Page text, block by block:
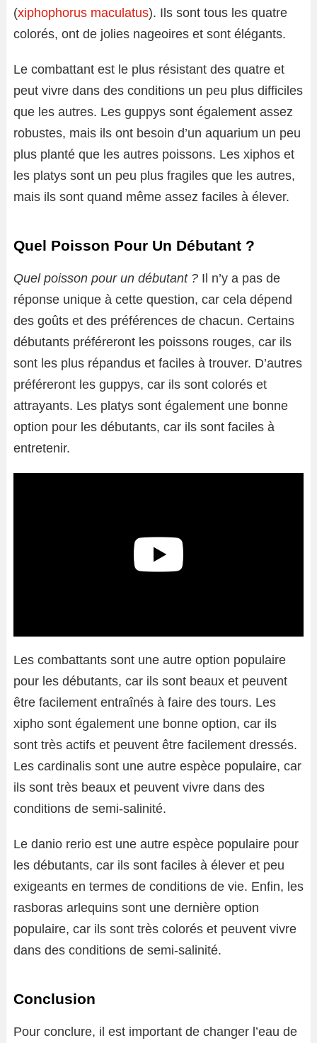
(xiphophorus maculatus). Ils sont tous les quatre
colorés, ont de jolies nageoires et sont élégants.
Le combattant est le plus résistant des quatre et
peut vivre dans des conditions un peu plus difficiles
que les autres. Les guppys sont également assez
robustes, mais ils ont besoin d’un aquarium un peu
plus planté que les autres poissons. Les xiphos et
les platys sont un peu plus fragiles que les autres,
mais ils sont quand même assez faciles à élever.
Quel Poisson Pour Un Débutant ?
Quel poisson pour un débutant ? Il n’y a pas de
réponse unique à cette question, car cela dépend
des goûts et des préférences de chacun. Certains
débutants préféreront les poissons rouges, car ils
sont les plus répandus et faciles à trouver. D’autres
préféreront les guppys, car ils sont colorés et
attrayants. Les platys sont également une bonne
option pour les débutants, car ils sont faciles à
entretenir.
Les combattants sont une autre option populaire
pour les débutants, car ils sont beaux et peuvent
être facilement entraînés à faire des tours. Les
xipho sont également une bonne option, car ils
sont très actifs et peuvent être facilement dressés.
Les cardinalis sont une autre espèce populaire, car
ils sont très beaux et peuvent vivre dans des
conditions de semi-salinité.
Le danio rerio est une autre espèce populaire pour
les débutants, car ils sont faciles à élever et peu
exigeants en termes de conditions de vie. Enfin, les
rasboras arlequins sont une dernière option
populaire, car ils sont très colorés et peuvent vivre
dans des conditions de semi-salinité.
Conclusion
Pour conclure, il est important de changer l’eau de